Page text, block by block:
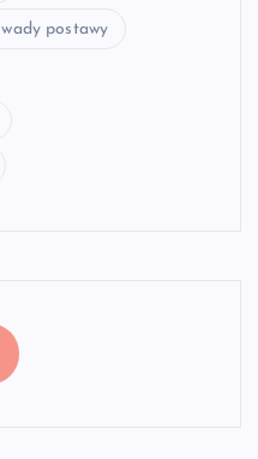
wady postawy